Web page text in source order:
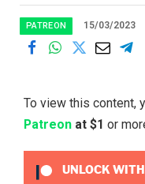
PATREON 15/03/2023
To view this content,
Patreon at $1 or
UNLOCK WITH